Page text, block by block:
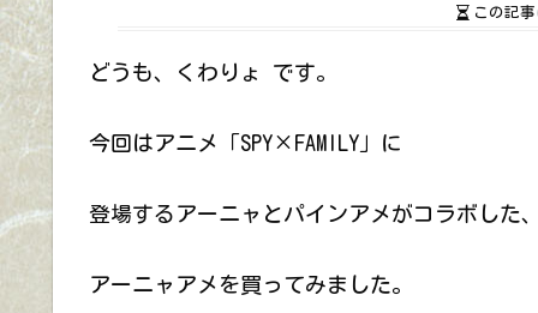
この記事
どうも、くわりょ です。
今回はアニメ「SPY×FAMILY」に
登場するアーニャとパインアメがコラボした
アーニャアメを買ってみました。